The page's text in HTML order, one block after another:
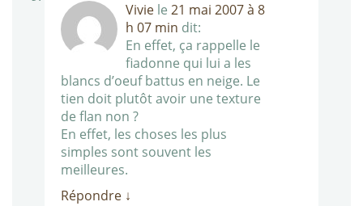
Vivie le 21 mai 2007 à 8
h 07 min dit:
En effet, ça rappelle le
fiadonne qui lui a les
blancs d’oeuf battus en neige. Le
tien doit plutôt avoir une texture
de flan non ?
En effet, les choses les plus
simples sont souvent les
meilleures.
Répondre ↓